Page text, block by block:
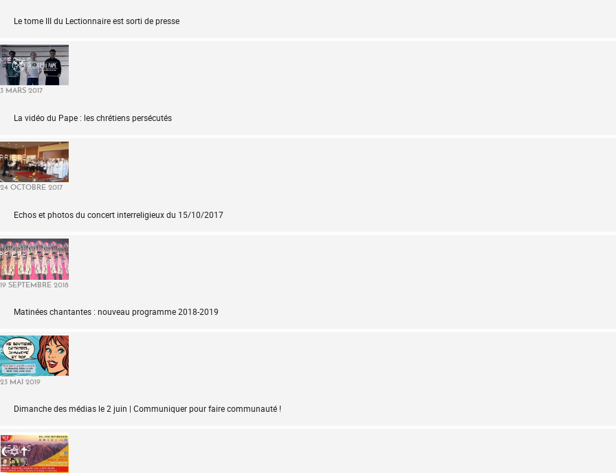
Le tome III du Lectionnaire est sorti de presse
MÉDIAS
3 MARS 2017
La vidéo du Pape : les chrétiens persécutés
PRIÈRE
24 OCTOBRE 2017
Echos et photos du concert interreligieux du 15/10/2017
PRIÈRE
19 SEPTEMBRE 2018
Matinées chantantes : nouveau programme 2018-2019
PRIÈRE
23 MAI 2019
Dimanche des médias le 2 juin | Communiquer pour faire communauté !
MÉDIAS